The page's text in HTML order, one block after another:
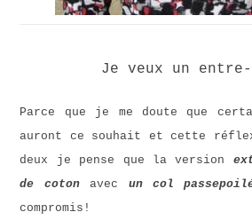
Je veux un entre-
Parce que je me doute que
auront ce souhait et cette
deux je pense que la version
de cotonavec un col
compromis!